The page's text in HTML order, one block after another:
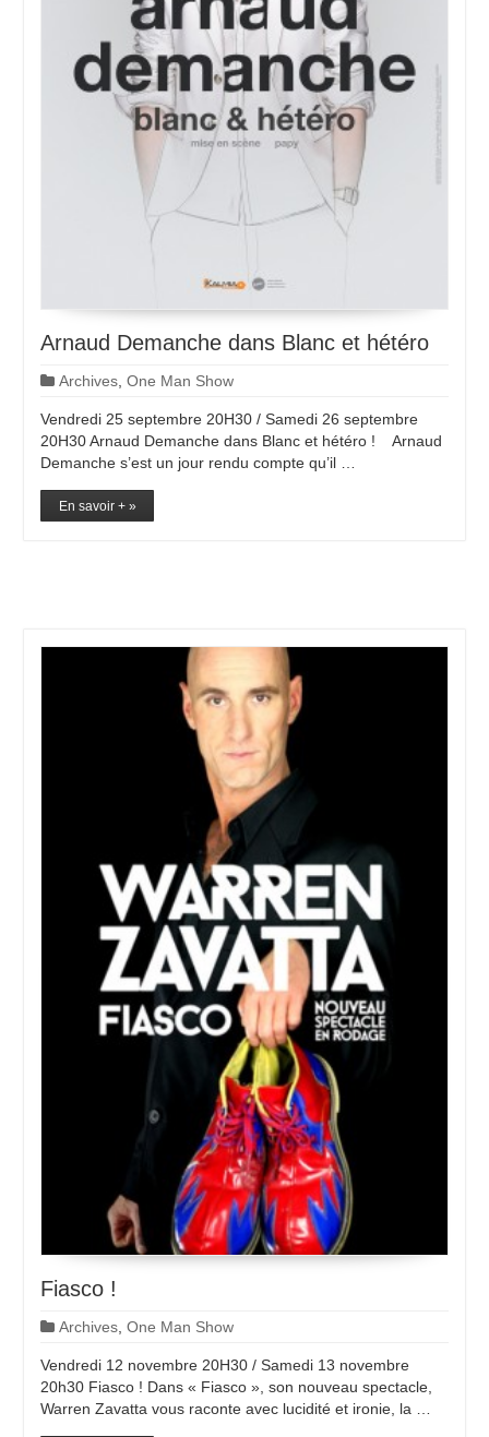
Arnaud Demanche dans Blanc et hétéro
Archives,One Man Show
Vendredi 25 septembre 20H30 / Samedi 26 septembre
20H30 Arnaud Demanche dans Blanc et hétéro ! Arnaud
Demanche s’est un jour rendu compte qu’il …
En savoir + »
Fiasco !
Archives,One Man Show
Vendredi 12 novembre 20H30 / Samedi 13 novembre
20h30 Fiasco ! Dans « Fiasco », son nouveau spectacle,
Warren Zavatta vous raconte avec lucidité et ironie, la …